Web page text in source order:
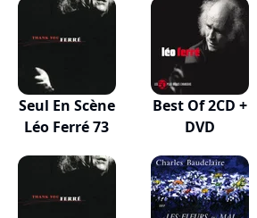
Seul En Scène
Léo Ferré 73
Best Of 2CD +
DVD